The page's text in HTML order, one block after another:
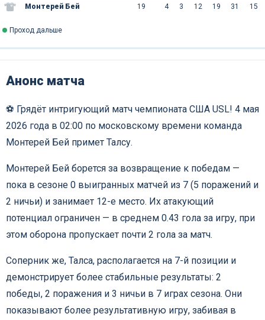
Монтерей Бей 19 4 3 12 19 31 15
Проход дальше
Анонс матча
⚽️ Грядёт интригующий матч чемпионата США USL! 4 мая
2026 года в 02:00 по московскому времени команда
Монтерей Бей примет Талсу.
Монтерей Бей борется за возвращение к победам —
пока в сезоне 0 выигранных матчей из 7 (5 поражений и
2 ничьи) и занимает 12-е место. Их атакующий
потенциал ограничен — в среднем 0.43 гола за игру, при
этом оборона пропускает почти 2 гола за матч.
Соперник же, Талса, располагается на 7-й позиции и
демонстрирует более стабильные результаты: 2
победы, 2 поражения и 3 ничьи в 7 играх сезона. Они
показывают более результативную игру, забивая в